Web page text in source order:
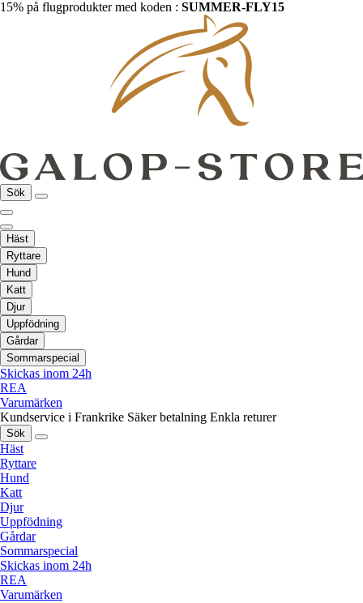
15% på flugprodukter med koden : SUMMER-FLY15
Sök
Häst
Ryttare
Hund
Katt
Djur
Uppfödning
Gårdar
Sommarspecial
Skickas inom 24h
REA
Varumärken
Kundservice i Frankrike Säker betalning Enkla returer
Sök
Häst
Ryttare
Hund
Katt
Djur
Uppfödning
Gårdar
Sommarspecial
Skickas inom 24h
REA
Varumärken